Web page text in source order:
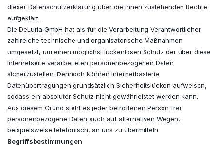
dieser Datenschutzerklärung über die ihnen zustehenden Rechte
aufgeklärt.
Die DeLuria GmbH hat als für die Verarbeitung Verantwortlicher
zahlreiche technische und organisatorische Maßnahmen
umgesetzt, um einen möglichst lückenlosen Schutz der über diese
Internetseite verarbeiteten personenbezogenen Daten
sicherzustellen. Dennoch können Internetbasierte
Datenübertragungen grundsätzlich Sicherheitslücken aufweisen,
sodass ein absoluter Schutz nicht gewährleistet werden kann.
Aus diesem Grund steht es jeder betroffenen Person frei,
personenbezogene Daten auch auf alternativen Wegen,
beispielsweise telefonisch, an uns zu übermitteln.
Begriffsbestimmungen